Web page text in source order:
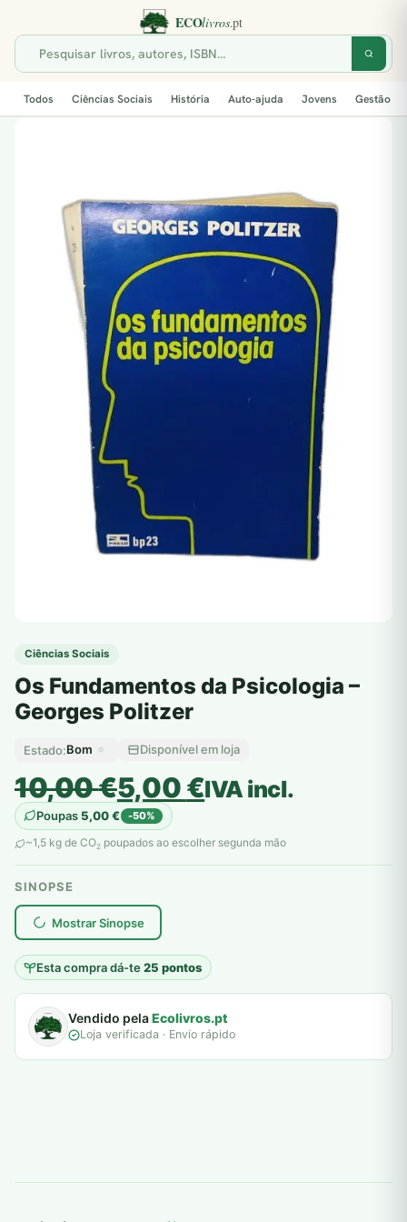
Todos Ciências Sociais História Auto-ajuda Jovens Gestão
Ciências Sociais
Os Fundamentos da Psicologia –
Georges Politzer
Estado:Bom Disponível em loja
10,00€
O
preço
original
era:
10,00 €.
5,00€
O
preço
atual
é:
5,00 €.
IVA incl.
Poupas5,00€ -50%
~1,5 kg de CO2 poupados ao escolher segunda mão
SINOPSE
Mostrar Sinopse
Esta compra dá-te25 pontos
plantar árvores reais
Vendido pelaEcolivros.pt
Loja verificada · Envio rápido